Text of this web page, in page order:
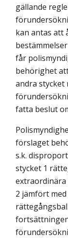
gällande
kan antas att
får
behörighet
andra stycket
fatta beslut
förslaget
s.k.
stycket 1
extraordinära
2 jämfört